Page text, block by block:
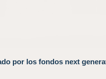
por los fondos next